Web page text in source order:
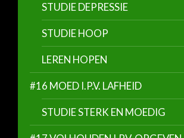
STUDIE DEPRESSIE
STUDIE HOOP
LEREN HOPEN
#16 MOED I.P.V. LAFHEID
STUDIE STERK EN MOEDIG